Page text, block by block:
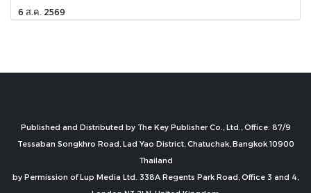
6 ส.ค. 2569
Published and Distributed by The Key Publisher Co., Ltd., Office: 87/9
Tessaban Songkhro Road, Lad Yao District, Chatuchak, Bangkok 10900
Thailand
by Permission of Lup Media Ltd. 338A Regents Park Road, Office 3 and 4,